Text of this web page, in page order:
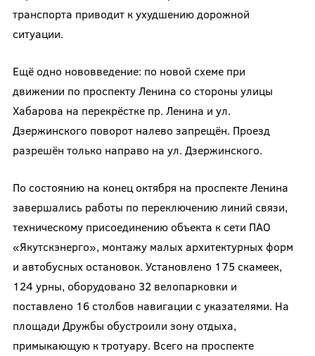
транспорта приводит к ухудшению дорожной
ситуации.
Ещё одно нововведение: по новой схеме при
движении по проспекту Ленина со стороны улицы
Хабарова на перекрёстке пр. Ленина и ул.
Дзержинского поворот налево запрещён. Проезд
разрешён только направо на ул. Дзержинского.
По состоянию на конец октября на проспекте Ленина
завершались работы по переключению линий связи,
техническому присоединению объекта к сети ПАО
«Якутскэнерго», монтажу малых архитектурных форм
и автобусных остановок. Установлено 175 скамеек,
124 урны, оборудовано 32 велопарковки и
поставлено 16 столбов навигации с указателями. На
площади Дружбы обустроили зону отдыха,
примыкающую к тротуару. Всего на проспекте